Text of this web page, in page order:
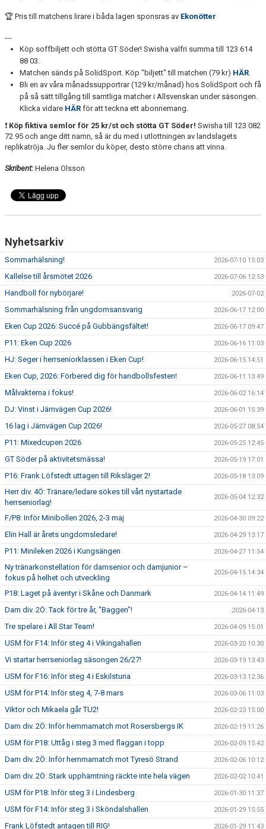
🏆 Pris till matchens lirare i båda lagen sponsras av Ekonötter
---
Köp soffbiljett och stötta GT Söder! Swisha valfri summa till 123 614
88 03.
Matchen sänds på SolidSport. Köp "biljett" till matchen (79 kr) HÄR
Bli en av våra månadssupportrar (129 kr/månad) hos SolidSport och få
på så sätt tillgång till samtliga matcher i Allsvenskan under säsongen.
Klicka vidare HÄR för att teckna ett abonnemang.
❗ Köp fiktiva semlor för 25 kr/st och stötta GT Söder! Swisha till 123 082
72 95 och ange ditt namn, så är du med i utlottningen av landslagets
replikatröja. Ju fler semlor du köper, desto större chans att vinna.
Skribent: Helena Olsson
Nyhetsarkiv
Sommarhälsning! 2026-07-10 15:03
Kallelse till årsmötet 2026 2026-07-06 12:53
Handboll för nybörjare! 2026-07-02
Sommarhälsning från ungdomsansvarig 2026-06-17 12:00
Eken Cup 2026: Succé på Gubbängsfältet! 2026-06-17 09:47
P11: Eken Cup 2026 2026-06-16 11:03
HJ: Seger i herrseniorklassen i Eken Cup! 2026-06-15 14:51
Eken Cup, 2026: Förbered dig för handbollsfesten! 2026-06-11 13:49
Målvakterna i fokus! 2026-06-02 16:14
DJ: Vinst i Järnvägen Cup 2026! 2026-06-01 15:39
16 lag i Järnvägen Cup 2026! 2026-05-27 08:54
P11: Mixedcupen 2026 2026-05-25 12:45
GT Söder på aktivitetsmässa! 2026-05-19 17:01
P16: Frank Löfstedt uttagen till Riksläger 2! 2026-05-18 13:09
Herr div. 4Ö: Tränare/ledare sökes till vårt nystartade
herrseniorlag!
2026-05-04 12:32
F/P8: Inför Minibollen 2026, 2-3 maj 2026-04-30 09:22
Elin Hall är årets ungdomsledare! 2026-04-29 13:17
P11: Minileken 2026 i Kungsängen 2026-04-27 11:54
Ny tränarkonstellation för damsenior och damjunior –
fokus på helhet och utveckling
2026-04-15 14:34
P18: Laget på äventyr i Skåne och Danmark 2026-04-14 11:49
Dam div. 2Ö: Tack för tre år, "Baggen"! 2026-04-13
Tre spelare i All Star Team! 2026-04-09 15:01
USM för F14: Inför steg 4 i Vikingahallen 2026-03-20 10:30
Vi startar herrseniorlag säsongen 26/27! 2026-03-19 13:43
USM för F16: Inför steg 4 i Eskilstuna 2026-03-13 12:36
USM för P14: Inför steg 4, 7-8 mars 2026-03-06 11:03
Viktor och Mikaela går TU2! 2026-02-23 15:00
Dam div. 2Ö: Inför hemmamatch mot Rosersbergs IK 2026-02-19 11:26
USM för P18: Uttåg i steg 3 med flaggan i topp 2026-02-09 15:42
Dam div. 2Ö: Inför hemmamatch mot Tyresö Strand 2026-02-06 10:12
Dam div. 2Ö: Stark upphämtning räckte inte hela vägen 2026-02-02 10:41
USM för P18: Inför steg 3 i Lindesberg 2026-01-30 11:37
USM för F14: Inför steg 3 i Sköndalshallen 2026-01-29 15:55
Frank Löfstedt antagen till RIG! 2026-01-29 11:43